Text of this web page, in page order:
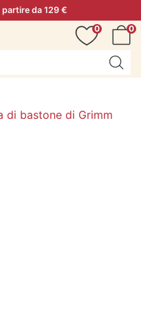
da 129 €
0
0